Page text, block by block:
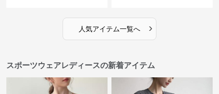
人気アイテム一覧へ ›
スポーツウェアレディースの新着アイテム